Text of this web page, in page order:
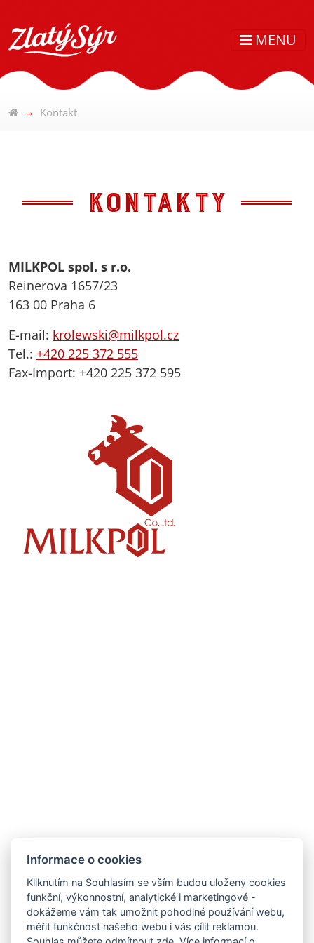
MENU
Kontakt
KONTAKTY
MILKPOL spol. s r.o.
Reinerova 1657/23
163 00 Praha 6
E-mail: krolewski@milkpol.cz
Tel.: +420 225 372 555
Fax-Import: +420 225 372 595
Informace o cookies
Kliknutím na Souhlasím se vším budou uloženy cookies
funkční, výkonnostní, analytické i marketingové -
dokážeme vám tak umožnit pohodlné používání webu,
měřit funkčnost našeho webu i vás cílit reklamou.